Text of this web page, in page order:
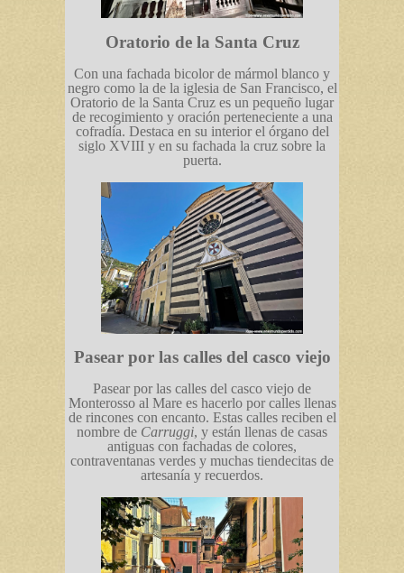
Oratorio de la Santa Cruz
Con una fachada bicolor de mármol blanco y
negro como la de la iglesia de San Francisco, el
Oratorio de la Santa Cruz es un pequeño lugar
de recogimiento y oración perteneciente a una
cofradía. Destaca en su interior el órgano del
siglo XVIII y en su fachada la cruz sobre la
puerta.
Pasear por las calles del casco viejo
Pasear por las calles del casco viejo de
Monterosso al Mare es hacerlo por calles llenas
de rincones con encanto. Estas calles reciben el
nombre de Carruggi, y están llenas de casas
antiguas con fachadas de colores,
contraventanas verdes y muchas tiendecitas de
artesanía y recuerdos.